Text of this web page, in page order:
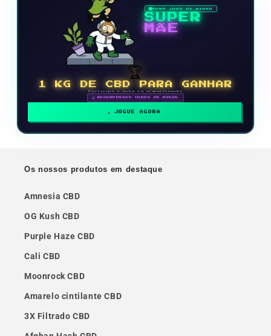
NOVO JOGO DE VÍDEO
SUPER
MÃE
🏆
1 KG DE CBD PARA GANHAR
Participe e suba na classificação
🗓 RECOMPENSAS TODOS OS MESES
JOGUE AGORA
Os nossos produtos em destaque
Amnesia CBD
OG Kush CBD
Purple Haze CBD
Cali CBD
Moonrock CBD
Amarelo cintilante CBD
3X Filtrado CBD